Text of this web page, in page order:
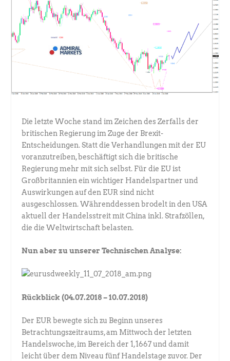
Die letzte Woche stand im Zeichen des Zerfalls der
britischen Regierung im Zuge der Brexit-
Entscheidungen. Statt die Verhandlungen mit der EU
voranzutreiben, beschäftigt sich die britische
Regierung mehr mit sich selbst. Für die EU ist
Großbritannien ein wichtiger Handelspartner und
Auswirkungen auf den EUR sind nicht
ausgeschlossen. Währenddessen brodelt in den USA
aktuell der Handelsstreit mit China inkl. Strafzöllen,
die die Weltwirtschaft belasten.
Nun aber zu unserer Technischen Analyse:
Rückblick (04.07.2018 – 10.07.2018)
Der EUR bewegte sich zu Beginn unseres
Betrachtungszeitraums, am Mittwoch der letzten
Handelswoche, im Bereich der 1,1667 und damit
leicht über dem Niveau fünf Handelstage zuvor. Der